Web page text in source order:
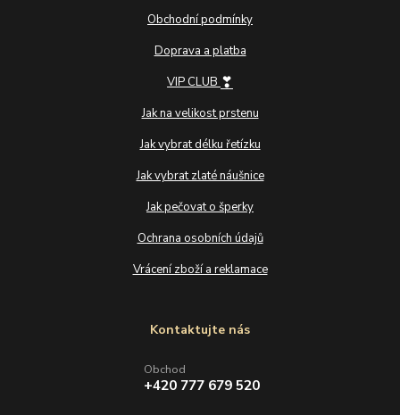
Obchodní podmínky
Doprava a platba
VIP CLUB ❣
Jak na velikost prstenu
Jak vybrat délku řetízku
Jak vybrat zlaté náušnice
Jak pečovat o šperky
Ochrana osobních údajů
Vrácení zboží a reklamace
Kontaktujte nás
Obchod
+420 777 679 520